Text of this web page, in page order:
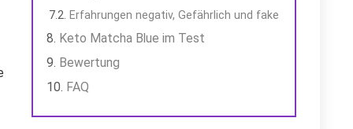
Erfahrungen negativ, Gefährlich und fake
Keto Matcha Blue im Test
Bewertung
FAQ